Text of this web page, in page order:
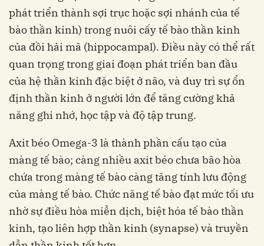
phát triển thành sợi trục hoặc sợi nhánh của tế
bào thần kinh) trong nuôi cấy tế bào thần kinh
của đồi hải mã (hippocampal). Điều này có thể rất
quan trọng trong giai đoạn phát triển ban đầu
của hệ thần kinh đặc biệt ở não, và duy trì sự ổn
định thần kinh ở người lớn để tăng cường khả
năng ghi nhớ, học tập và độ tập trung.
Axit béo Omega-3 là thành phần cấu tạo của
màng tế bào; càng nhiều axit béo chưa bão hòa
chứa trong màng tế bào càng tăng tính lưu động
của màng tế bào. Chức năng tế bào đạt mức tối ưu
nhờ sự điều hòa miễn dịch, biệt hóa tế bào thần
kinh, tạo liên hợp thần kinh (synapse) và truyền